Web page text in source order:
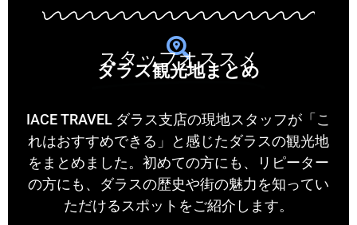
スタッフオススメ
ダラス観光地まとめ
IACE TRAVEL ダラス支店の現地スタッフが「こ
れはおすすめできる」と感じたダラスの観光地
をまとめました。初めての方にも、リピーター
の方にも、ダラスの歴史や街の魅力を知ってい
ただけるスポットをご紹介します。